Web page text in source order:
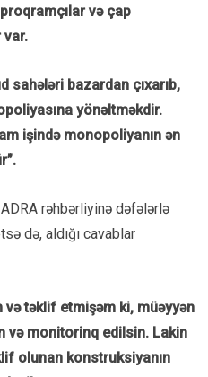
və çap
var.
sahələri bazardan çıxarıb,
yönəltməkdir.
işində monopoliyanın ən
rəhbərliyinə dəfələrlə
də, aldığı cavablar
və təklif etmişəm ki, müəyyən
və monitorinq edilsin. Lakin
olunan konstruksiyanın